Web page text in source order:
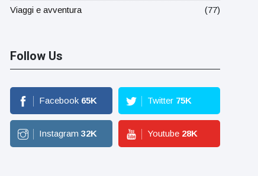
Viaggi e avventura
(77)
Follow Us
Facebook 65K Twitter 75K
Instagram 32K Youtube 28K